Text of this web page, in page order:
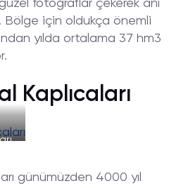
fotoğraflar çekerek anı
Bölge için oldukça önemli
yılda ortalama 37 hm3
Kaplıcaları
günümüzden 4000 yıl